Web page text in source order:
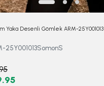
Yaka Desenli Gömlek ARM-25Y001013
25Y001013SomonS